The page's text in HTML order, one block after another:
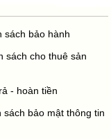
sách bảo hành
sách cho thuê sản
- hoàn tiền
sách bảo mật thông tin